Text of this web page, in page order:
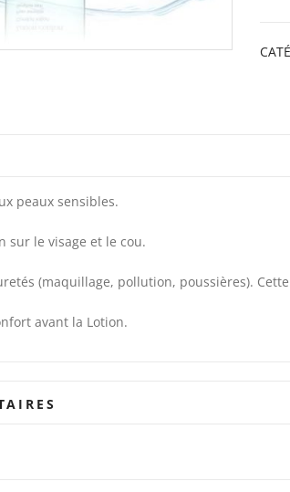
peaux sensibles.
sur le visage et le cou.
(maquillage, pollution, poussières).
avant la Lotion.